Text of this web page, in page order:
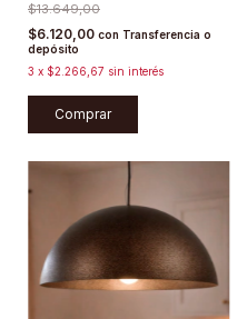
$13.649,00
$6.120,00 con Transferencia o
depósito
3 x $2.266,67 sin interés
Comprar